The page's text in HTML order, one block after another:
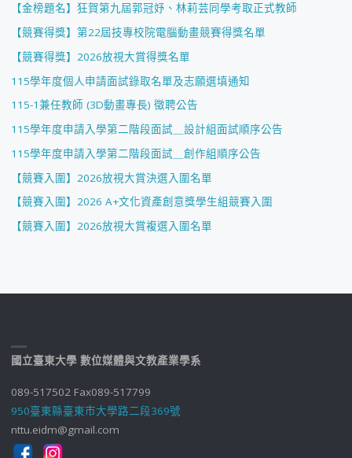
中
職
創
新
業
及
競
賽
【金榜題名】狂賀第九屆郭冠妤、林莉芸同學考取正式教師
【競賽得獎】第22屆技專校院電腦動畫競賽得獎名單
【競賽得獎】2026放視大賞得獎名單
115學年度個人申請面試錄取名單及志願選填通知
115-1兼任教師 (3D動畫專長) 徵聘公告
115學年度申請入學第二階段面試＿設計組面試順序公告
115學年度申請入學第二階段面試＿創作組順序公告
【競賽入圍】2026放視大賞決選入圍名單
【競賽入圍】2026 A+文化資產創意獎學生組競賽入圍
【競賽入圍】2026放視大賞複選入圍名單
國立臺東大學 數位媒體與文教產業學系
089-517502 Fax089-517799
950臺東縣臺東市大學路二段369號
nttu.eidm@gmail.com